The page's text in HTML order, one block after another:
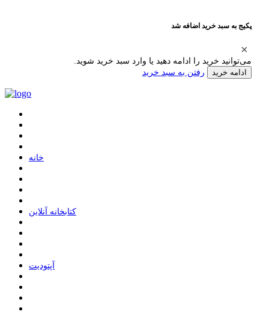
پکیج به سبد خرید اضافه شد
می‌توانید خرید را ادامه دهید یا وارد سبد خرید شوید.
ادامه خرید رفتن به سبد خرید
ﺧﺎﻧﻪ
ﮐﺘﺎﺑﺨﺎﻧﻪ ﺁﻧﻼﯾﻦ
ﺁﭘﺘﻮﺩﯾﺖ